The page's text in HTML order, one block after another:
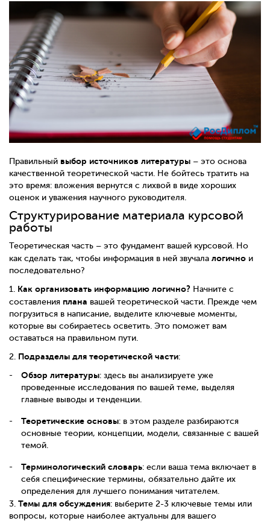
Правильный выбор источников литературы – это основа
качественной теоретической части. Не бойтесь тратить на
это время: вложения вернутся с лихвой в виде хороших
оценок и уважения научного руководителя.
Структурирование материала курсовой
работы
Теоретическая часть – это фундамент вашей курсовой. Но
как сделать так, чтобы информация в ней звучала логично и
последовательно?
1. Как организовать информацию логично? Начните с
составления плана вашей теоретической части. Прежде чем
погрузиться в написание, выделите ключевые моменты,
которые вы собираетесь осветить. Это поможет вам
оставаться на правильном пути.
2. Подразделы для теоретической части:
Обзор литературы: здесь вы анализируете уже
проведенные исследования по вашей теме, выделяя
главные выводы и тенденции.
Теоретические основы: в этом разделе разбираются
основные теории, концепции, модели, связанные с вашей
темой.
Терминологический словарь: если ваша тема включает в
себя специфические термины, обязательно дайте их
определения для лучшего понимания читателем.
3. Темы для обсуждения: выберите 2-3 ключевые темы или
вопросы, которые наиболее актуальны для вашего